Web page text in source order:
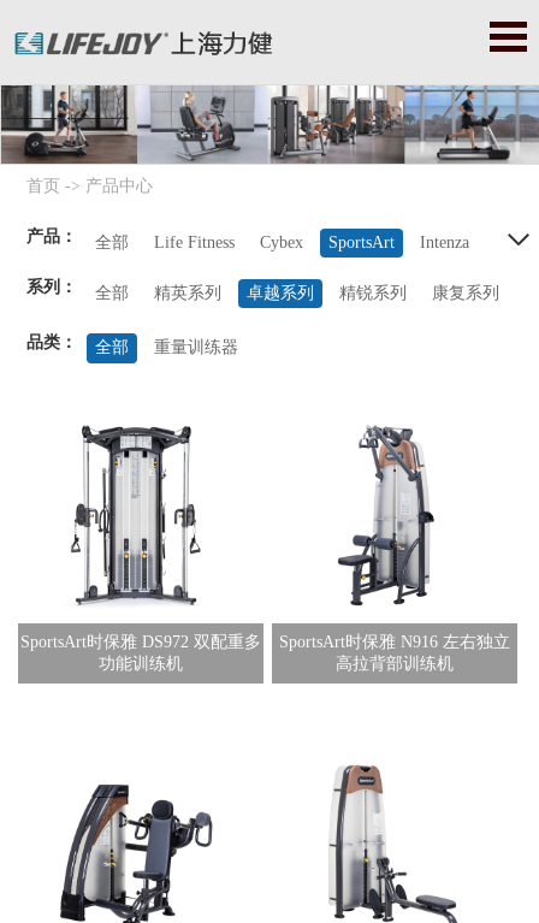
身器|力健健身器材|赛佰斯|赛百斯|Cybex|赛佰斯跑步机|赛佰斯器
械|赛佰斯健身器|赛佰斯健身器材
首页 -> 产品中心
产品： 全部 Life Fitness Cybex SportsArt Intenza
Balanced Body Precor StarTrac Octane
系列： 全部 精英系列 卓越系列 精锐系列 康复系列
品类： 全部 重量训练器
SportsArt时保雅 DS972 双配重多
功能训练机
SportsArt时保雅 N916 左右独立
高拉背部训练机